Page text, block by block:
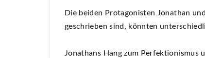
Die beiden Protagonisten Jonathan
geschrieben sind, könnten
Jonathans Hang zum Perfektionismus